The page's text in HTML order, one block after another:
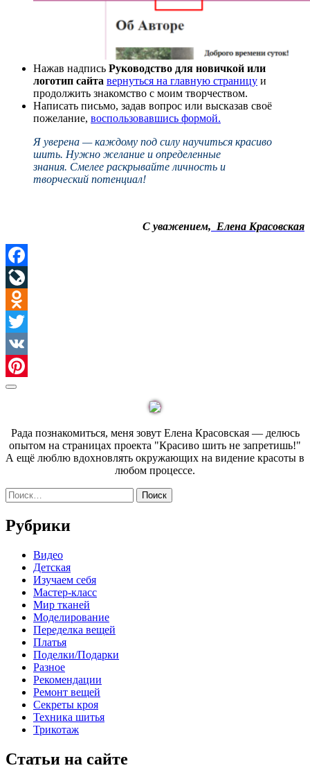
Нажав надпись Руководство для новичкой или
логотип сайта вернуться на главную страницу и
продолжить знакомство с моим творчеством.
Написать письмо, задав вопрос или высказав своё
пожелание, воспользовавшись формой.
Я уверена — каждому под силу научиться красиво
шить. Нужно желание и определенные
знания. Смелее раскрывайте личность и
творческий потенциал!
С уважением, Елена Красовская
Facebook
LiveJournal
Odnoklassniki
Twitter
VK
Pinterest
Sidebar
Рада познакомиться, меня зовут Елена Красовская — делюсь
опытом на страницах проекта "Красиво шить не запретишь!"
А ещё люблю вдохновлять окружающих на видение красоты в
любом процессе.
Найти:
Рубрики
Видео
Детская
Изучаем себя
Мастер-класс
Мир тканей
Моделирование
Переделка вещей
Платья
Поделки/Подарки
Разное
Рекомендации
Ремонт вещей
Секреты кроя
Техника шитья
Трикотаж
Статьи на сайте